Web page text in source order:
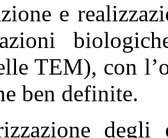
e
TEM), con
ben definite.
degli